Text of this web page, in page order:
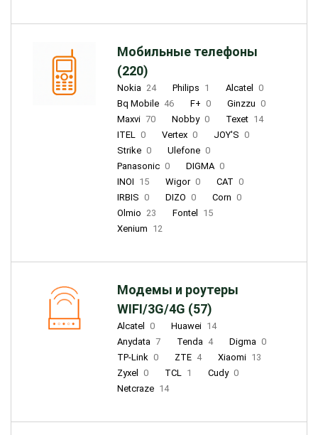
Мобильные телефоны
(220)
Nokia 24 Philips 1 Alcatel
0
Bq Mobile 46 F+ 0 Ginzzu 0
Maxvi 70 Nobby 0 Texet 14
ITEL 0 Vertex 0 JOY'S 0
Strike 0 Ulefone 0
Panasonic 0 DIGMA 0
INOI 15 Wigor 0 CAT 0
IRBIS 0 DIZO 0 Corn 0
Olmio 23 Fontel
15
Xenium 12
Модемы и роутеры
WIFI/3G/4G (57)
Alcatel 0 Huawei 14
Anydata 7 Tenda 4 Digma 0
TP-Link 0 ZTE 4 Xiaomi 13
Zyxel
0 TCL 1 Cudy 0
Netcraze 14